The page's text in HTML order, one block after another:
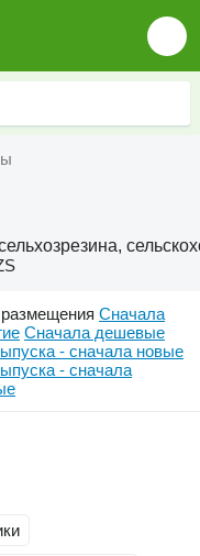
Сначала
Сначала дешевые
- сначала новые
- сначала